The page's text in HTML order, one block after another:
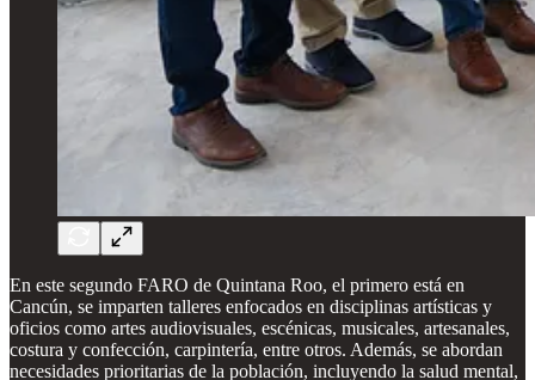
En este segundo FARO de Quintana Roo, el primero está en
Cancún, se imparten talleres enfocados en disciplinas artísticas y
oficios como artes audiovisuales, escénicas, musicales, artesanales,
costura y confección, carpintería, entre otros. Además, se abordan
necesidades prioritarias de la población, incluyendo la salud mental,